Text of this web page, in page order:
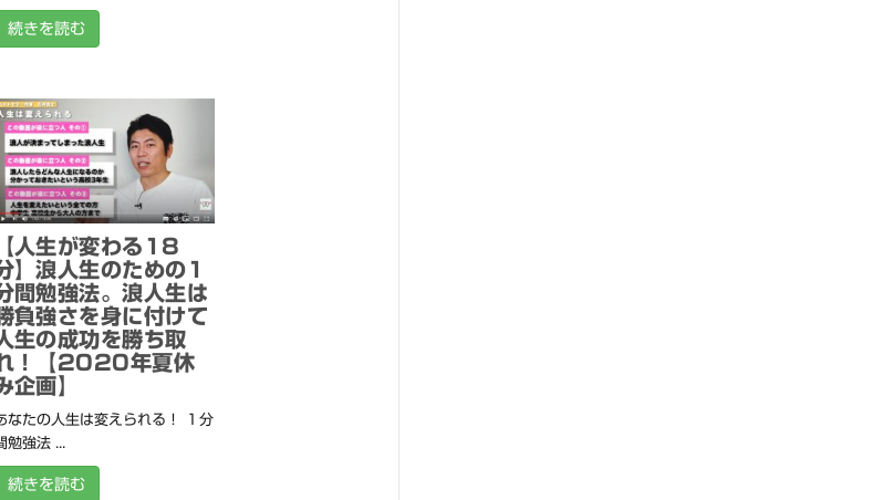
続きを読む
【人生が変わる18
】浪人生のための1
間勉強法。浪人生は
負強さを身に付けて
生の成功を勝ち取
！【2020年夏休
企画】
なたの人生は変えられる！ １分
勉強法 ...
続きを読む